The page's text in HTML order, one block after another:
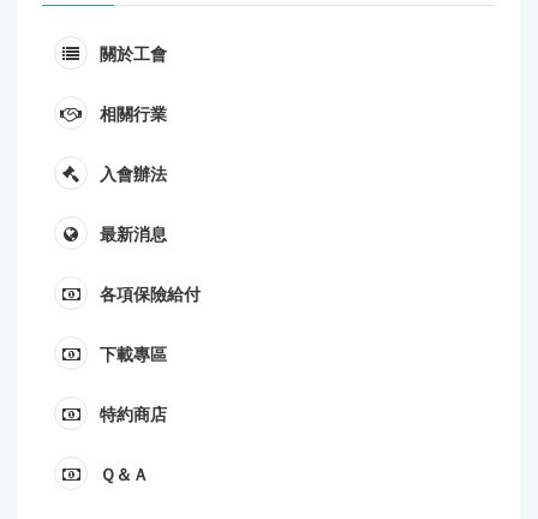
關於工會
相關行業
入會辦法
最新消息
各項保險給付
下載專區
特約商店
Ｑ＆Ａ